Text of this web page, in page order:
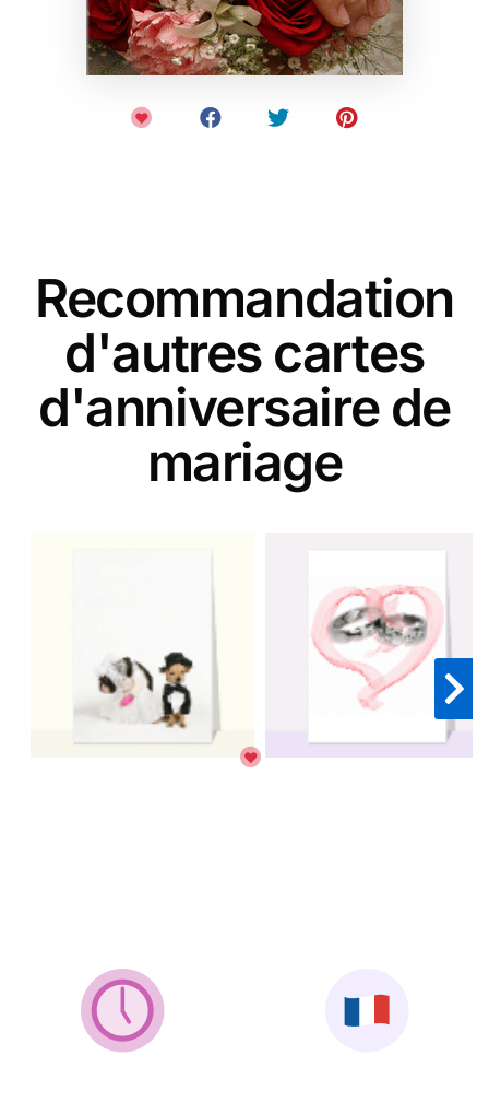
Recommandation
d'autres cartes
d'anniversaire de
mariage